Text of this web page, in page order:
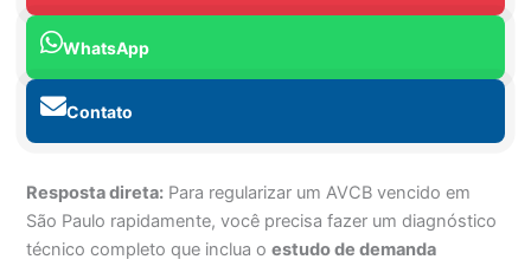
WhatsApp
Contato
Resposta direta: Para regularizar um AVCB vencido em
São Paulo rapidamente, você precisa fazer um diagnóstico
técnico completo que inclua oestudo de demanda